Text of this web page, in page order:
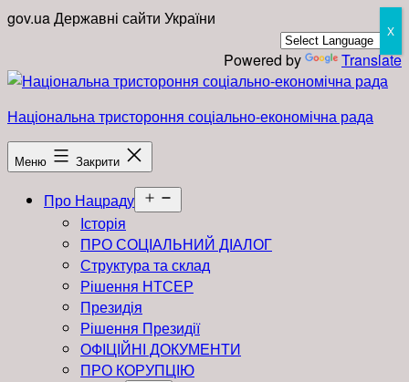
Перейти
gov.uaДержавні сайти України
Powered by
Translate
Національна тристороння соціально-економічна рада
Меню Закрити
Про Нацраду
меню
Історія
ПРО СОЦІАЛЬНИЙ ДІАЛОГ
Структура та склад
Рішення НТСЕР
Президія
Рішення Президії
ОФІЦІЙНІ ДОКУМЕНТИ
ПРО КОРУПЦІЮ
X